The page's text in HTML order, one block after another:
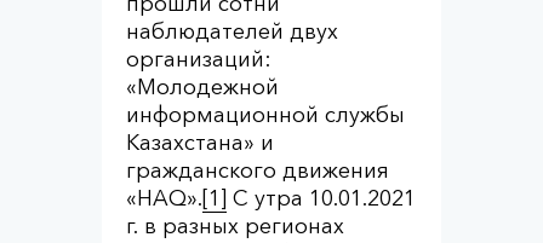
наблюдателей двух
организаций:
«Молодежной
информационной службы
Казахстана» и
гражданского движения
«HAQ».[1] С утра 10.01.2021
г. в разных регионах